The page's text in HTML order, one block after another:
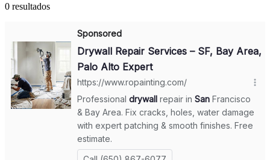
0 resultados